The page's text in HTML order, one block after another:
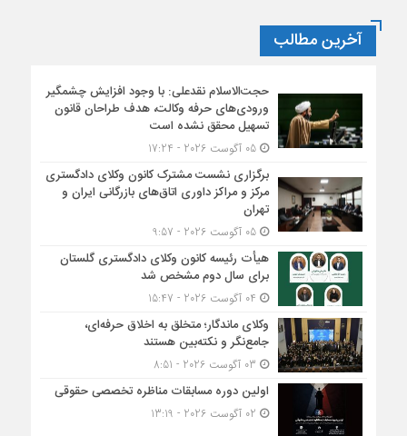
آخرین مطالب
حجت‌الاسلام نقدعلی: با وجود افزایش چشمگیر
ورودی‌های حرفه وکالت، هدف طراحان قانون
تسهیل محقق نشده است
05 آگوست 2026 - 17:24
برگزاری نشست مشترک کانون وکلای دادگستری
مرکز و مراکز داوری اتاق‌های بازرگانی ایران و
تهران
05 آگوست 2026 - 9:57
هیأت ‌رئیسه کانون وکلای دادگستری گلستان
برای سال دوم مشخص شد
وکلای ماندگار؛ متخلق به اخلاق حرفه‌ای،
جامع‌نگر و نکته‌بین هستند
اولین دوره مسابقات مناظره تخصصی حقوقی